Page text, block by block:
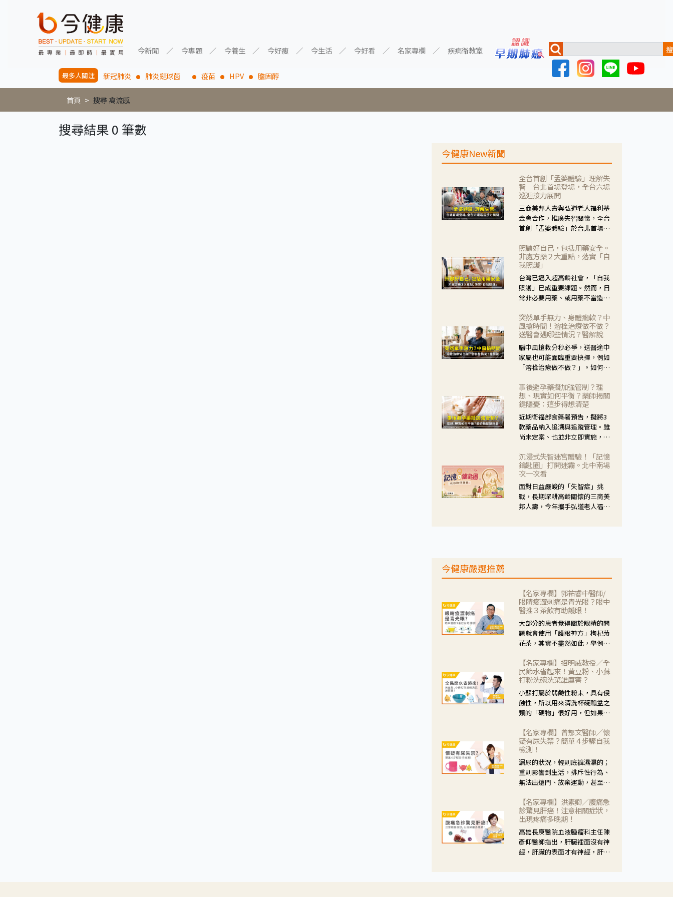
今新聞 今專題 今養生 今好瘦 今生活 今好看 名家專欄 疾病衛教室
最多人關注 新冠肺炎 肺炎鏈球菌 疫苗 HPV 膽固醇
首頁 搜尋 禽流感
搜尋結果 0 筆數
今健康New新聞
全台首創「孟婆體驗」理解失
智 台北首場登場，全台六場
巡迴接力展開
三商美邦人壽與弘道老人福利基
金會合作，推廣失智關懷，全台
首創「孟婆體驗」於台北首場實
模式，用結合情境互動等豐富活
動，將抽象的失智轉化為可感
受、可討論的生活情境，並引導
民眾在家人開始出現改變時，以
理解取代責備、以耐心回應不
安。
照顧好自己，包括用藥安全。
非處方藥２大重點，落實「自
我照護」
台灣已邁入超高齡社會，「自我
照護」已成重要課題。然而，日
常非必要用藥、或用藥不當造成
在重要。社團法人台灣自我照護
產業協會 提出「非處方藥正確使
用」與「藥師給力」，鼓勵民眾
建立安全且正確的自我照護習
慣。
突然單手無力、身體癱軟？中
風搶時間！溶栓治療做不做？
送醫會遇哪些情況？醫解說
腦中風搶救分秒必爭，送醫途中
家屬也可能面臨重要抉擇，例如
「溶栓治療做不做？」。如何搶
會理事長陳龍醫師解說！
事後避孕藥擬加強管制？理
想、現實如何平衡？藥師揭關
鍵隱憂：這步得想清楚
近期衛福部食藥署預告，擬將3
款藥品納入追溯與追蹤管理。雖
尚未定案、也並非立即實施，不
人杰藥師表示，這三款藥物目
的、作用、風險各有不同，管制
與否所帶來的後許影響也不同，
可先了解其特性。
沉浸式失智迷宮體驗！「記憶
鑰匙圈」打開迷霧。北中南場
次一次看
面對日益嚴峻的「失智症」挑
戰，長期深耕高齡關懷的三商美
邦人壽，今年攜手弘道老人福利
生活挑戰。
今健康嚴選推薦
【名家專欄】郭祐睿中醫師/
眼睛痠澀刺痛是青光眼？眼中
醫推３茶飲有助護眼！
大部分的患者覺得關於眼睛的問
題就會使用「護眼神方」枸杞菊
花茶，其實不盡然如此，舉例來
紅、眼睛痛、眼屎多而且顏色
黃，當然就可以使用枸杞菊花
茶，但是枸杞的劑量要少，菊花
的劑量要多；若是有以上症狀以
外，眼睛還會有灼熱感，眼屎多
到會「牽絲」，也就是水樣分泌
了，這時候就要使用菊花、金銀
花來治療；假如單純的眼睛乾
澀，結膜沒有紅，眼睛周圍沒有
眼屎，這種情況是屬於「陰
虛」，就可以使用枸杞、蓮藕、
麥門冬、山藥等比較滋潤的藥
【名家專欄】招明威教授／全
民節水省起來！黃豆粉、小蘇
打粉洗碗洗菜誰厲害？
小蘇打屬於弱鹼性粉末，具有侵
蝕性，所以用來清洗杯碗瓢盆之
類的「硬物」很好用，但如果用
特別注意用法用量，使用過多或
是浸泡太久，容易腐蝕蔬菜的纖
維，讓菜軟掉不清脆。
【名家專欄】曾郁文醫師／懷
疑有尿失禁？簡單４步驟自我
檢測！
漏尿的狀況，輕則底褲濕濕的；
重則影響到生活，排斥性行為、
無法出遠門、放棄運動，甚至怕
禁」的症狀，長期下來不敢與朋
友往來，低潮陰霾造成憂鬱症。
【名家專欄】洪素卿／腹痛急
診驚見肝癌！注意相關症狀，
出現疼痛多晚期！
高雄長庚醫院血液腫瘤科主任陳
彥仰醫師指出，肝臟裡面沒有神
經，肝臟的表面才有神經，肝臟